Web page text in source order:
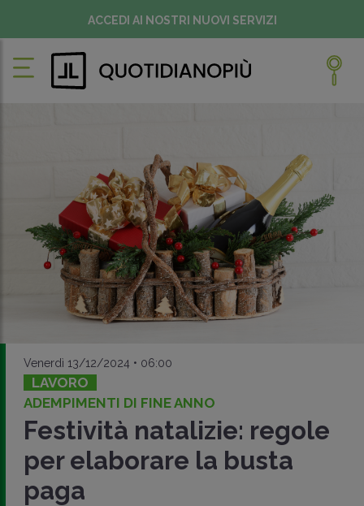
ACCEDI AI NOSTRI NUOVI SERVIZI
Venerdì 13/12/2024 • 06:00
LAVORO
ADEMPIMENTI DI FINE ANNO
Festività natalizie: regole
per elaborare la busta
paga